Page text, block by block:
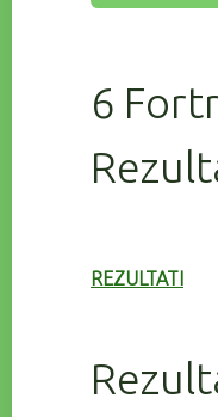
6
REZULTATI